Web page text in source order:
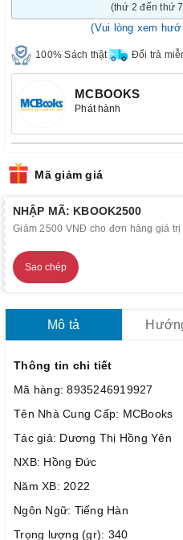
(thứ 2 đến thứ
(Vui lòng xem
100% Sách thật Đổi trả
MCBOOKS
Phát hành
Mã giảm giá
NHẬP MÃ: KBOOK2500
Giảm 2500 VNĐ cho đơn hàng giá
Sao chép
Mô tả
Thông tin chi tiết
Mã hàng: 8935246919927
Tên Nhà Cung Cấp: MCBooks
Tác giả: Dương Thị Hồng Yên
NXB: Hồng Đức
Năm XB: 2022
Ngôn Ngữ: Tiếng Hàn
Trọng lượng (gr): 340